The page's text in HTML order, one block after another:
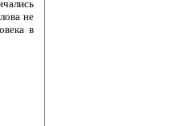
не
в